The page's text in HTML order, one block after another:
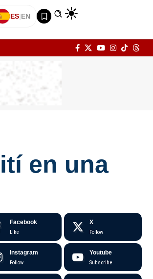
ES|EN
en una
Facebook
Like
X
Follow
Instagram
Follow
Youtube
Subscribe